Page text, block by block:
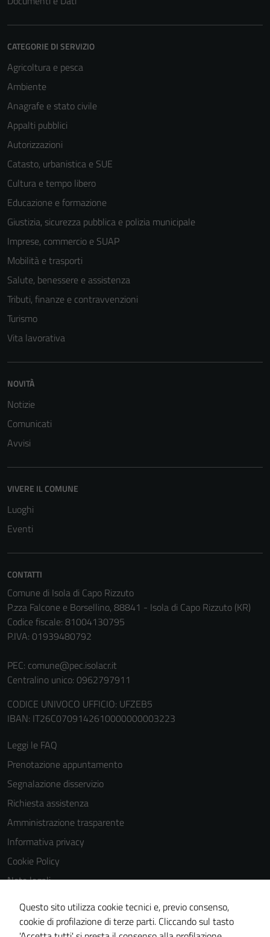
CATEGORIE DI SERVIZIO
Agricoltura e pesca
Ambiente
Anagrafe e stato civile
Appalti pubblici
Autorizzazioni
Catasto, urbanistica e SUE
Cultura e tempo libero
Educazione e formazione
Giustizia, sicurezza pubblica e polizia municipale
Imprese, commercio e SUAP
Mobilità e trasporti
Salute, benessere e assistenza
Tributi, finanze e contravvenzioni
Turismo
Vita lavorativa
NOVITÀ
Notizie
Comunicati
Avvisi
VIVERE IL COMUNE
Luoghi
Eventi
CONTATTI
Comune di Isola di Capo Rizzuto
P.zza Falcone e Borsellino, 88841 - Isola di Capo Rizzuto (KR)
Codice fiscale: 81004130795
P.IVA: 01939480792
PEC: comune@pec.isolacr.it
Centralino unico: 0962797911
CODICE UNIVOCO UFFICIO: UFZEB5
IBAN: IT26C0709142610000000003223
Leggi le FAQ
Prenotazione appuntamento
Segnalazione disservizio
Richiesta assistenza
Amministrazione trasparente
Informativa privacy
Cookie Policy
Note legali
Obiettivi di accessibilità
Dichiarazione di accessibilità
Questo sito utilizza cookie tecnici e, previo consenso,
cookie di profilazione di terze parti. Cliccando sul tasto
disabilitati.
sono
impostati da
possono
la fruizione
funzionalità
del sito.